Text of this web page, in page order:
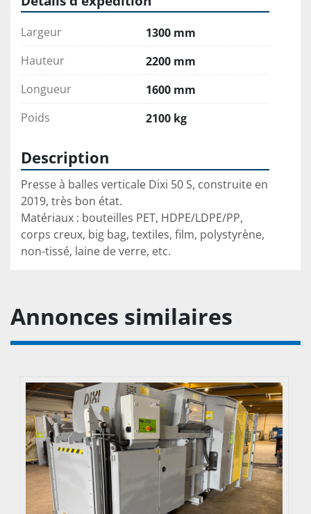
Largeur
1300 mm
Hauteur
2200 mm
Longueur
1600 mm
Poids
2100 kg
Description
Presse à balles verticale Dixi 50 S, construite en
2019, très bon état.
Matériaux : bouteilles PET, HDPE/LDPE/PP,
corps creux, big bag, textiles, film, polystyrène,
non-tissé, laine de verre, etc.
Annonces similaires